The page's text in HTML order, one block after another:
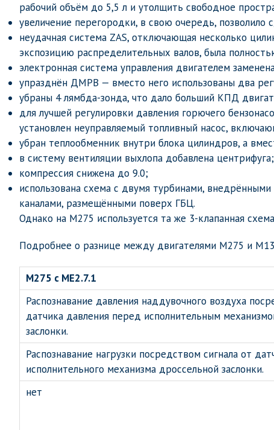
рабочий объём до 5,5 л и утолщить свободное
увеличение перегородки, в свою очередь, позволило
неудачная система ZAS, отключающая несколько
экспозицию распределительных валов, была
электронная система управления двигателем
упразднён ДМРВ — вместо него использованы два
убраны 4 лямбда-зонда, что дало больший КПД
для лучшей регулировки давления горючего
установлен неуправляемый топливный насос,
убран теплообменник внутри блока цилиндров, а
в систему вентиляции выхлопа добавлена центрифуга;
компрессия снижена до 9.0;
использована схема с двумя турбинами,
каналами, размещёнными поверх ГБЦ.
Однако на M275 используется та же 3-клапанная
Подробнее о разнице между двигателями M275 и
M275 с МЕ2.7.1
Распознавание давления наддувочного воздуха
датчика давления перед исполнительным
заслонки.
Распознавание нагрузки посредством сигнала от
исполнительного механизма дроссельной заслонки.
нет